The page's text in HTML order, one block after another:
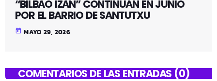
“BILBAO IZAN” CONTINUAN EN JUNIO
POR EL BARRIO DE SANTUTXU
today MAYO 29, 2026
COMENTARIOS DE LAS ENTRADAS (0)